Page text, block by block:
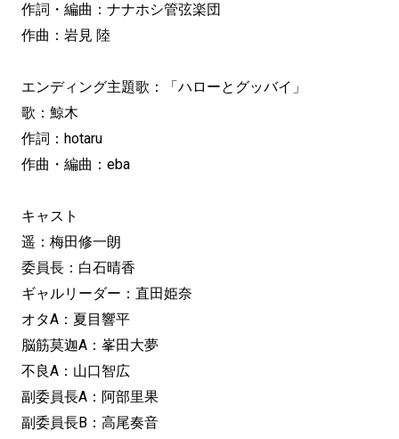
作詞・編曲：ナナホシ管弦楽団
作曲：岩見 陸
エンディング主題歌：「ハローとグッバイ」
歌：鯨木
作詞：hotaru
作曲・編曲：eba
キャスト
遥：梅田修一朗
委員長：白石晴香
ギャルリーダー：直田姫奈
オタA：夏目響平
脳筋莫迦A：峯田大夢
不良A：山口智広
副委員長A：阿部里果
副委員長B：高尾奏音